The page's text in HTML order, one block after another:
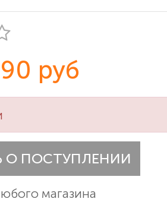
90 руб
ПОСТУПЛЕНИИ
магазина